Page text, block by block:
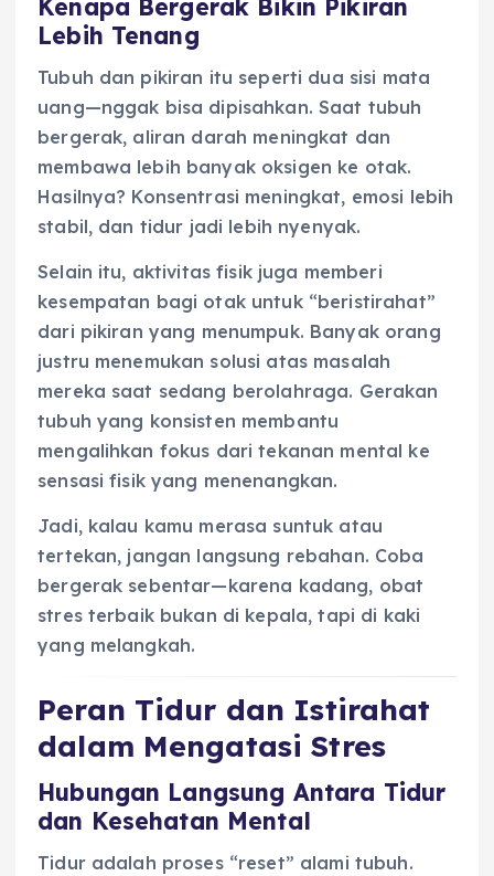
Kenapa Bergerak Bikin Pikiran
Lebih Tenang
Tubuh dan pikiran itu seperti dua sisi mata
uang—nggak bisa dipisahkan. Saat tubuh
bergerak, aliran darah meningkat dan
membawa lebih banyak oksigen ke otak.
Hasilnya? Konsentrasi meningkat, emosi lebih
stabil, dan tidur jadi lebih nyenyak.
Selain itu, aktivitas fisik juga memberi
kesempatan bagi otak untuk “beristirahat”
dari pikiran yang menumpuk. Banyak orang
justru menemukan solusi atas masalah
mereka saat sedang berolahraga. Gerakan
tubuh yang konsisten membantu
mengalihkan fokus dari tekanan mental ke
sensasi fisik yang menenangkan.
Jadi, kalau kamu merasa suntuk atau
tertekan, jangan langsung rebahan. Coba
bergerak sebentar—karena kadang, obat
stres terbaik bukan di kepala, tapi di kaki
yang melangkah.
Peran Tidur dan Istirahat
dalam Mengatasi Stres
Hubungan Langsung Antara Tidur
dan Kesehatan Mental
Tidur adalah proses “reset” alami tubuh.